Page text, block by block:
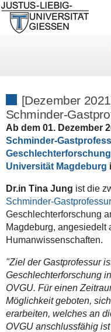
[Dezember
Schminder-
Ab dem 01. Dezember
Schminder-
Universität Magdeburg
Dr.in Tina Jung ist die
Schminder-Gastprofessur
Geschlechterforschung
Magdeburg, angesiedelt
Humanwissenschaften.
"Ziel der Gastprofessur
Geschlechterforschung
OVGU. Für einen
Möglichkeit geboten,
erarbeiten, welches an
OVGU anschlussfähig